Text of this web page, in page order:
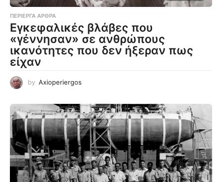
ΠΕΡΊΕΡΓΑ ΆΡΘΡΑ
Εγκεφαλικές βλάβες που
«γέννησαν» σε ανθρώπους
ικανότητες που δεν ήξεραν πως
είχαν
by Axioperiergos